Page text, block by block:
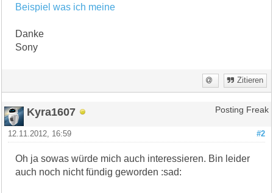
Beispiel was ich meine
Danke
Sony
Zitieren
Kyra1607 Posting Freak
#2
12.11.2012, 16:59
Oh ja sowas würde mich auch interessieren. Bin leider
auch noch nicht fündig geworden :sad: